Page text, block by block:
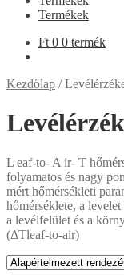
Termékek
Ft 0 0 termék
Kezdőlap /
L eaf-to- A ir- T
folyamatos és nagy
mért hőmérsékleti
hőmérséklete, a
a levélfelület és a
(ΔTleaf-to-air)